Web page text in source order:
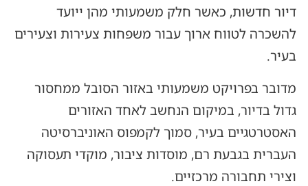
דיור חדשות, כאשר חלק משמעותי מהן ייועד
להשכרה לטווח ארוך עבור משפחות צעירות וצעירים
בעיר.
מדובר בפרויקט משמעותי באזור הסובל ממחסור
גדול בדיור, במיקום הנחשב לאחד האזורים
האסטרטגיים בעיר, סמוך לקמפוס האוניברסיטה
העברית בגבעת רם, מוסדות ציבור, מוקדי תעסוקה
וצירי תחבורה מרכזיים.